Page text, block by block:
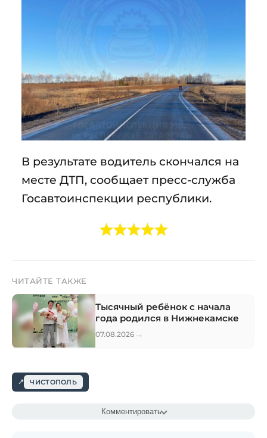
В результате водитель скончался на
месте ДТП, сообщает пресс-служба
Госавтоинспекции республики.
ЧИТАЙТЕ ТАКЖЕ
Тысячный ребёнок с начала
года родился в Нижнекамске
07.08.2026 →
ЧИСТОПОЛЬ
Комментировать